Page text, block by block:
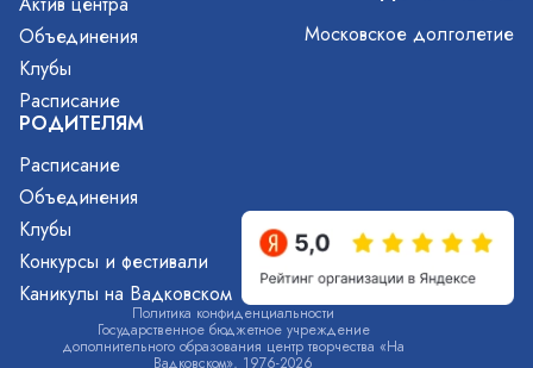
Объединения
Клубы
Расписание
РОДИТЕЛЯМ
Расписание
Объединения
Клубы
Конкурсы и фестивали
Каникулы на Вадковском
Московское долголетие
Государственное бюджетное учреждение
дополнительного образования центр творчества «На
Вадковском», 1976-2026
Политика конфиденциальности